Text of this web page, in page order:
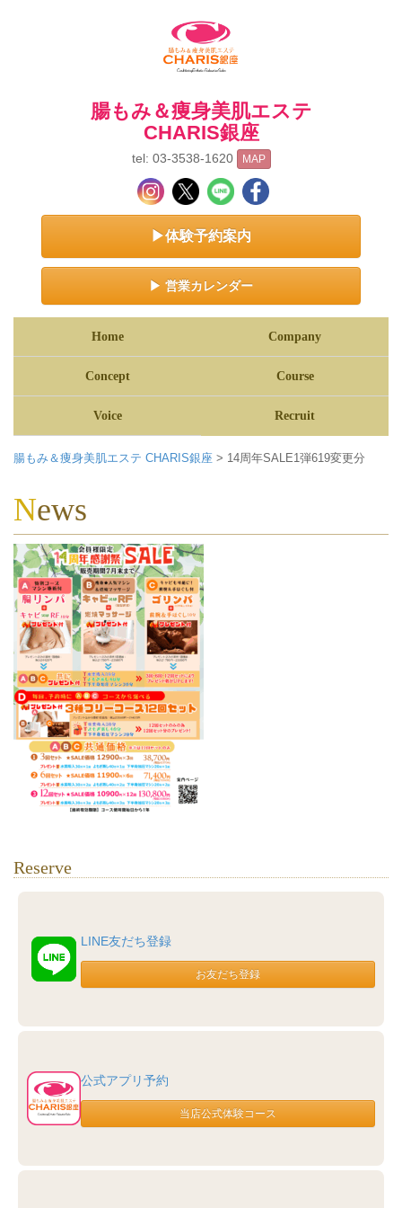
腸もみ＆痩身美肌エステ
CHARIS銀座
tel: 03-3538-1620 MAP
▶体験予約案内
▶ 営業カレンダー
Home Company
Concept Course
Voice Recruit
腸もみ＆痩身美肌エステ CHARIS銀座 > 14周年SALE1弾619変更分
News
Reserve
LINE友だち登録
公式アプリ予約